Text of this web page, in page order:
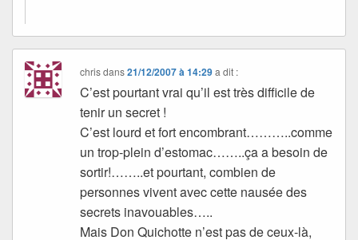
chrisdans21/12/2007 à 14:29 a dit :
C’est pourtant vrai qu’il est très difficile de
tenir un secret !
C’est lourd et fort encombrant………..comme
un trop-plein d’estomac……..ça a besoin de
sortir!……..et pourtant, combien de
personnes vivent avec cette nausée des
secrets inavouables…..
Mais Don Quichotte n’est pas de ceux-là,